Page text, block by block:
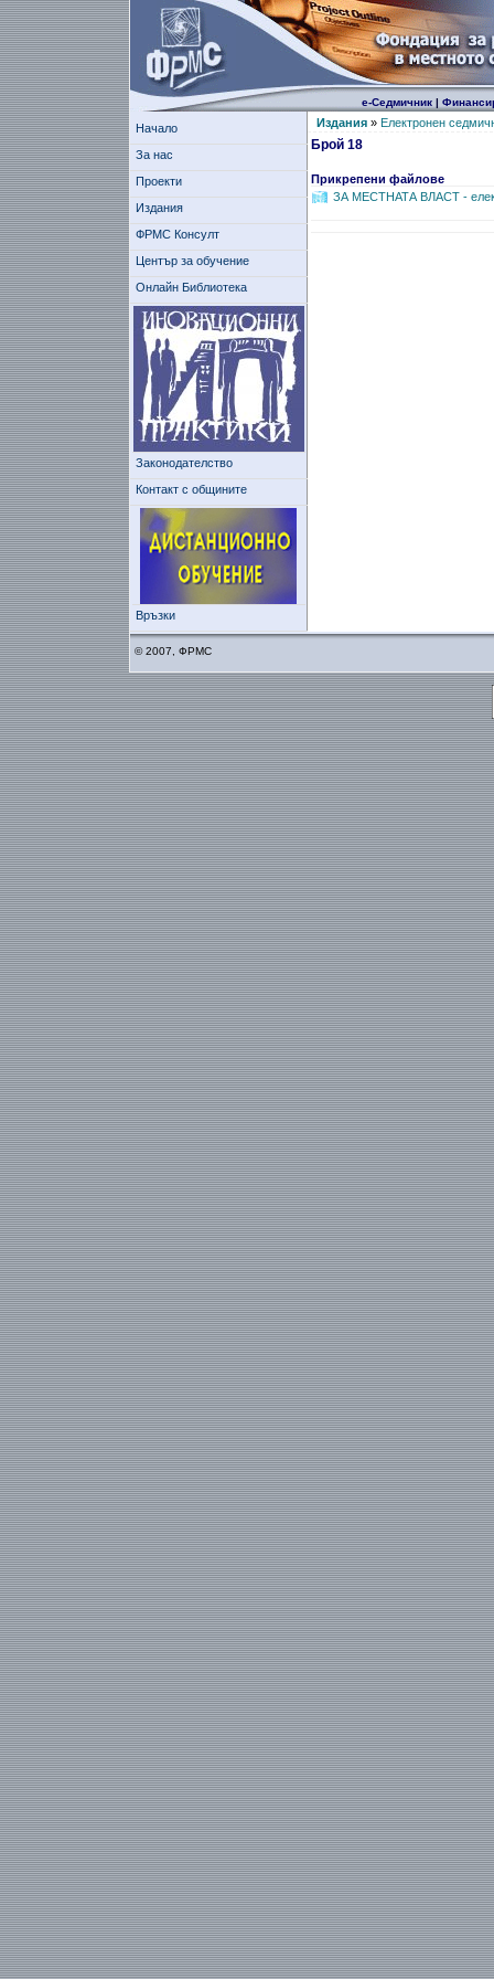
е-Седмичник|
Начало
За нас
Проекти
Издания
ФРМС Консулт
Център за обучение
Онлайн Библиотека
Законодателство
Контакт с общините
Връзки
Издания» Електронен
Брой 18
Прикрепени файлове
ЗА МЕСТНАТА ВЛAСТ -
© 2007, ФРМС